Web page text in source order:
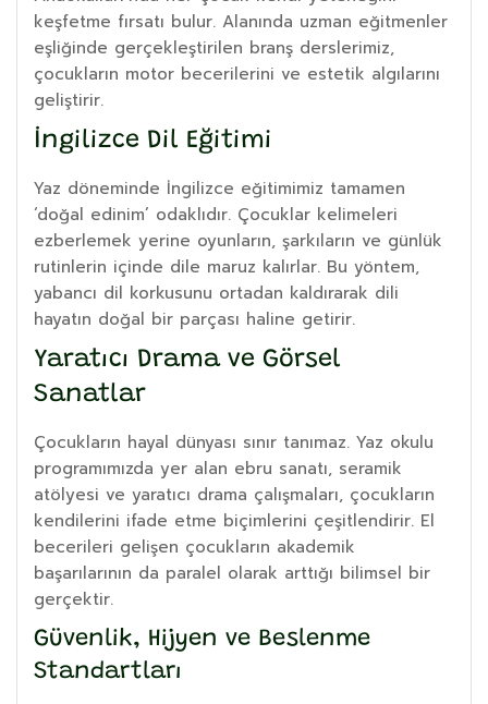
keşfetme fırsatı bulur. Alanında uzman eğitmenler
eşliğinde gerçekleştirilen branş derslerimiz,
çocukların motor becerilerini ve estetik algılarını
geliştirir.
İngilizce Dil Eğitimi
Yaz döneminde İngilizce eğitimimiz tamamen
‘doğal edinim’ odaklıdır. Çocuklar kelimeleri
ezberlemek yerine oyunların, şarkıların ve günlük
rutinlerin içinde dile maruz kalırlar. Bu yöntem,
yabancı dil korkusunu ortadan kaldırarak dili
hayatın doğal bir parçası haline getirir.
Yaratıcı Drama ve Görsel
Sanatlar
Çocukların hayal dünyası sınır tanımaz. Yaz okulu
programımızda yer alan ebru sanatı, seramik
atölyesi ve yaratıcı drama çalışmaları, çocukların
kendilerini ifade etme biçimlerini çeşitlendirir. El
becerileri gelişen çocukların akademik
başarılarının da paralel olarak arttığı bilimsel bir
gerçektir.
Güvenlik, Hijyen ve Beslenme
Standartları